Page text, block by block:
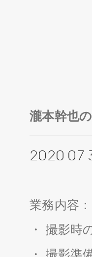
瀧本幹也
2020 07
業務内容：
・ 撮影時
・ 撮影準